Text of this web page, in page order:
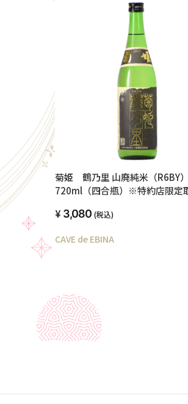
菊姫 鶴乃里 山廃純米（R6BY
720ml（四合瓶）※特約店限定
3,080 (税込)
CAVE de EBINA